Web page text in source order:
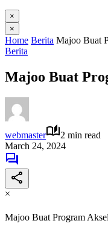
×
×
Home Berita Majoo Buat
Berita
Majoo Buat
webmaster
2 min read
March 24, 2024
×
Majoo Buat Program